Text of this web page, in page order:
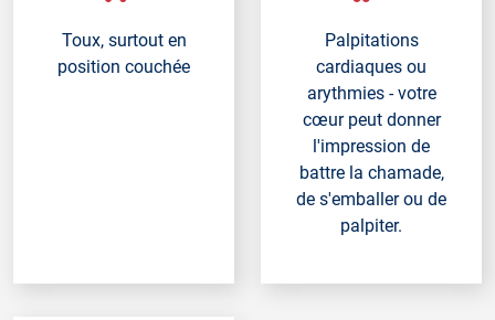
Toux, surtout en
position couchée
Palpitations
cardiaques ou
arythmies - votre
cœur peut donner
l'impression de
battre la chamade,
de s'emballer ou de
palpiter.